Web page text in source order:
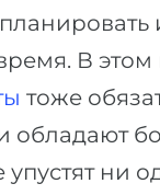
В
тоже
обладают
ни